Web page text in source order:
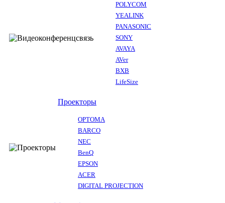
POLYCOM
YEALINK
PANASONIC
SONY
AVAYA
AVer
BXB
LifeSize
Проекторы
OPTOMA
BARCO
NEC
BenQ
EPSON
ACER
DIGITAL PROJECTION